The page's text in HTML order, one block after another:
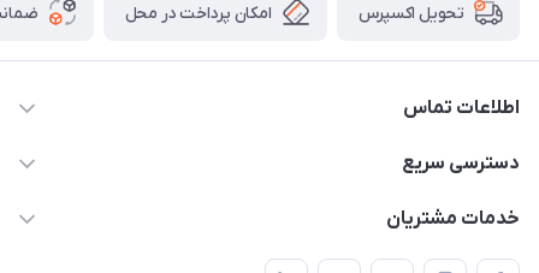
تحویل اکسپرس امکان پرداخت در محل
اطلاعات تماس
09332394024-09120346631
دسترسی سریع
حساب کاربری
خدمات مشتریان
قوانین و مقررات